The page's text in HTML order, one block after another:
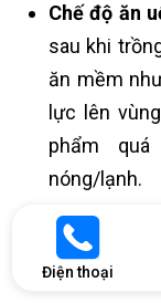
Điện thoại
Chế độ ăn
sau khi
ăn mềm
lực lên
phẩm
nóng/lạnh.
Vệ sinh
răng ít
khoa hoặc